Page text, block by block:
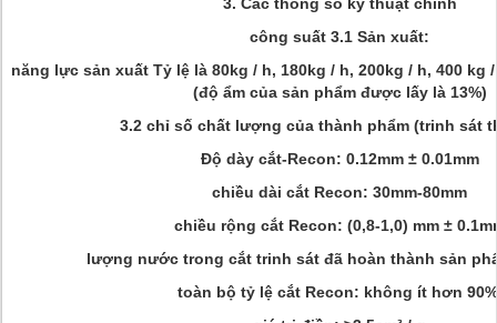
công suất 3.1 Sản xuất:
năng lực sản xuất Tỷ lệ là 80kg / h, 180kg / h, 200kg / h, 400 kg
(độ ẩm của sản phẩm được lấy là 13%)
3.2 chỉ số chất lượng của thành phẩm (trinh sát
Độ dày cắt-Recon: 0.12mm ± 0.01mm
chiều dài cắt Recon: 30mm-80mm
chiều rộng cắt Recon: (0,8-1,0) mm ±
lượng nước trong cắt trinh sát đã hoàn thành sản
toàn bộ tỷ lệ cắt Recon: không ít hơn